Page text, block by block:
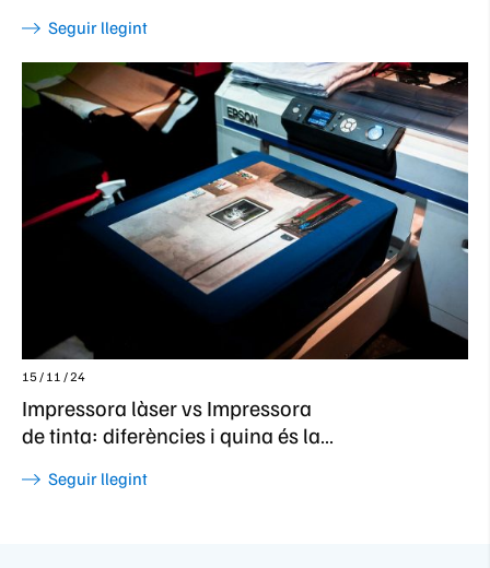
Seguir llegint
15 / 11 / 24
Impressora làser vs Impressora
de tinta: diferències i quina és la
Seguir llegint